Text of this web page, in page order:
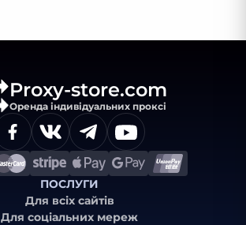
Proxy-store.com
Оренда індивідуальних проксі
ПОСЛУГИ
Для всіх сайтів
Для соціальних мереж